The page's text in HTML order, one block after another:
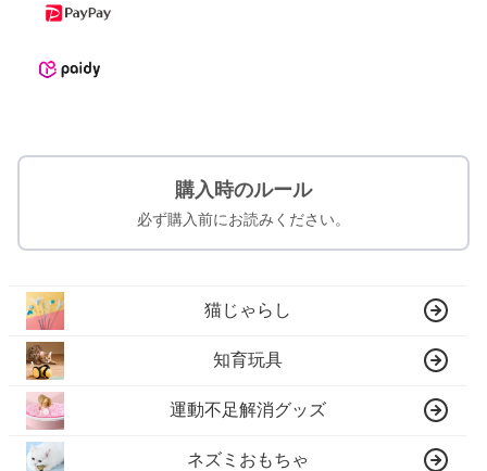
購入時のルール
必ず購入前にお読みください。
猫じゃらし
知育玩具
運動不足解消グッズ
ネズミおもちゃ